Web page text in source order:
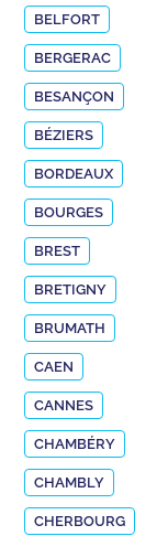
BELFORT
BERGERAC
BESANÇON
BÉZIERS
BORDEAUX
BOURGES
BREST
BRETIGNY
BRUMATH
CAEN
CANNES
CHAMBÉRY
CHAMBLY
CHERBOURG